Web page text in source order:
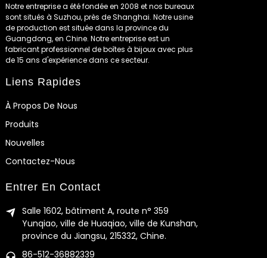
Notre entreprise a été fondée en 2008 et nos bureaux
sont situés à Suzhou, près de Shanghai. Notre usine
de production est située dans la province du
Guangdong, en Chine. Notre entreprise est un
fabricant professionnel de boîtes à bijoux avec plus
de 15 ans d'expérience dans ce secteur.
Liens Rapides
À Propos De Nous
Produits
Nouvelles
Contactez-Nous
Entrer En Contact
Salle 1602, bâtiment A, route n° 359
Yunqiao, ville de Huaqiao, ville de Kunshan,
province du Jiangsu, 215332, Chine.
86-512-36882339